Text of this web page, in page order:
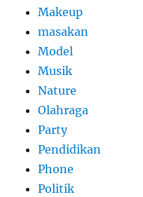
Makeup
masakan
Model
Musik
Nature
Olahraga
Party
Pendidikan
Phone
Politik